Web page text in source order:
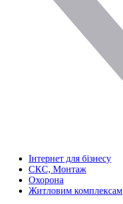
Інтернет для бізнесу
СКС, Монтаж
Охорона
Житловим комплексам